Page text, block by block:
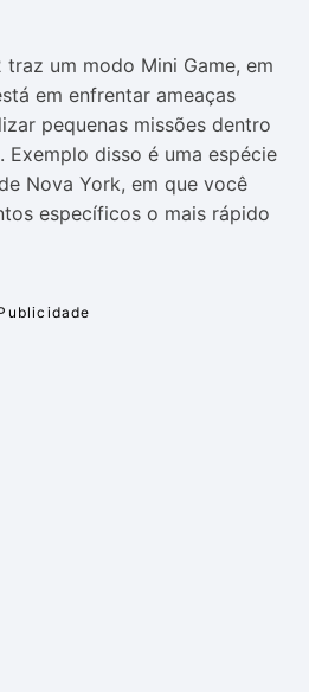
um modo Mini Game, em
em enfrentar ameaças
pequenas missões dentro
disso é uma espécie
Nova York, em que você
específicos o mais rápido